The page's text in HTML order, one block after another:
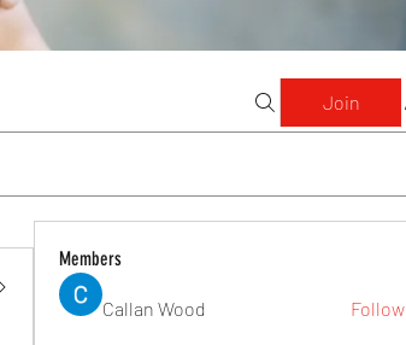
Join
Members
Callan Wood Follow